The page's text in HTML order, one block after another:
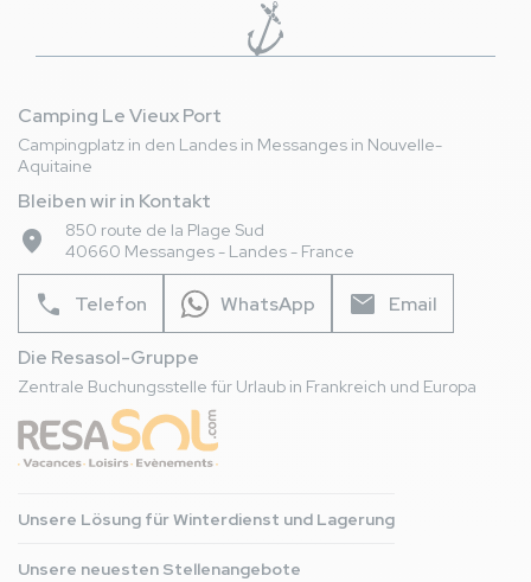
Camping Le Vieux Port
Campingplatz in den Landes in Messanges in Nouvelle-
Aquitaine
Bleiben wir in Kontakt
place
850 route de la Plage Sud
40660 Messanges - Landes - France
phone Telefon WhatsApp mail Email
Die Resasol-Gruppe
Zentrale Buchungsstelle für Urlaub in Frankreich und Europa
Unsere Lösung für Winterdienst und Lagerung
Unsere neuesten Stellenangebote